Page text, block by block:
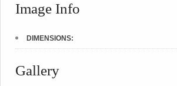
Image Info
DIMENSIONS:
Gallery